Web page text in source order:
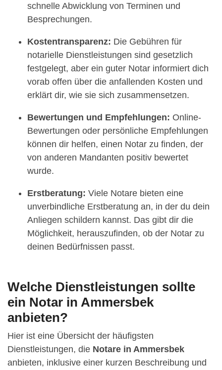
schnelle Abwicklung von Terminen und
Besprechungen.
Kostentransparenz: Die Gebühren für
notarielle Dienstleistungen sind gesetzlich
festgelegt, aber ein guter Notar informiert dich
vorab offen über die anfallenden Kosten und
erklärt dir, wie sie sich zusammensetzen.
Bewertungen und Empfehlungen: Online-
Bewertungen oder persönliche Empfehlungen
können dir helfen, einen Notar zu finden, der
von anderen Mandanten positiv bewertet
wurde.
Erstberatung: Viele Notare bieten eine
unverbindliche Erstberatung an, in der du dein
Anliegen schildern kannst. Das gibt dir die
Möglichkeit, herauszufinden, ob der Notar zu
deinen Bedürfnissen passt.
Welche Dienstleistungen sollte
ein Notar in Ammersbek
anbieten?
Hier ist eine Übersicht der häufigsten
Dienstleistungen, die Notare in Ammersbek
anbieten, inklusive einer kurzen Beschreibung und